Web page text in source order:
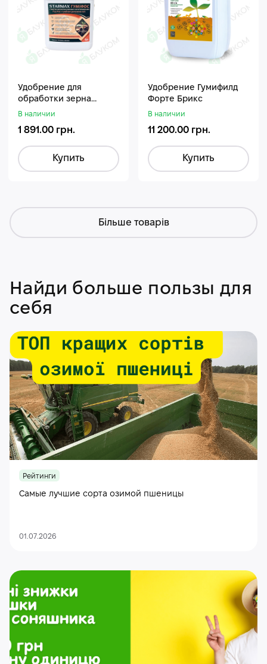
Удобрение для
обработки зерна
Стармакс Гумифос
В наличии
1 891.00 грн.
Купить
Удобрение Гумифилд
Форте Брикс
В наличии
11 200.00 грн.
Купить
Більше товарів
Найди больше пользы для
себя
Рейтинги
Самые лучшие сорта озимой пшеницы
01.07.2026